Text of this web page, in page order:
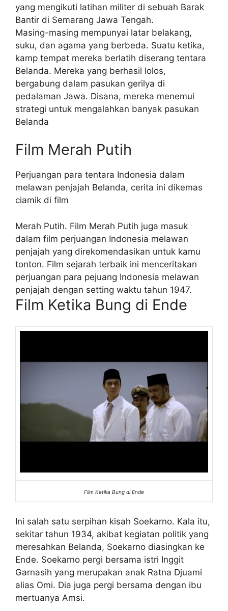
yang mengikuti latihan militer di sebuah Barak
Bantir di Semarang Jawa Tengah.
Masing-masing mempunyai latar belakang,
suku, dan agama yang berbeda. Suatu ketika,
kamp tempat mereka berlatih diserang tentara
Belanda. Mereka yang berhasil lolos,
bergabung dalam pasukan gerilya di
pedalaman Jawa. Disana, mereka menemui
strategi untuk mengalahkan banyak pasukan
Belanda
Film Merah Putih
Perjuangan para tentara Indonesia dalam
melawan penjajah Belanda, cerita ini dikemas
ciamik di film
Merah Putih. Film Merah Putih juga masuk
dalam film perjuangan Indonesia melawan
penjajah yang direkomendasikan untuk kamu
tonton. Film sejarah terbaik ini menceritakan
perjuangan para pejuang Indonesia melawan
penjajah dengan setting waktu tahun 1947.
Film Ketika Bung di Ende
Film Ketika Bung di Ende
Ini salah satu serpihan kisah Soekarno. Kala itu,
sekitar tahun 1934, akibat kegiatan politik yang
meresahkan Belanda, Soekarno diasingkan ke
Ende. Soekarno pergi bersama istri Inggit
Garnasih yang merupakan anak Ratna Djuami
alias Omi. Dia juga pergi bersama dengan ibu
mertuanya Amsi.